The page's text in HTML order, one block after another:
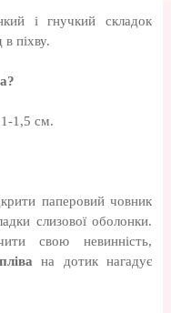
і гнучкий складок
піхву.
1-1,5 см.
паперовий човник
слизової оболонки.
свою невинність,
на дотик нагадує